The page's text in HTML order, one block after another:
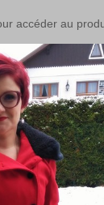
accéder au